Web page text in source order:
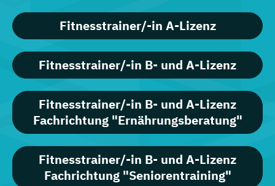
Fitnesstrainer/-in A-Lizenz
Fitnesstrainer/-in B- und A-Lizenz
Fitnesstrainer/-in B- und A-Lizenz
Fachrichtung "Ernährungsberatung"
Fitnesstrainer/-in B- und A-Lizenz
Fachrichtung "Seniorentraining"